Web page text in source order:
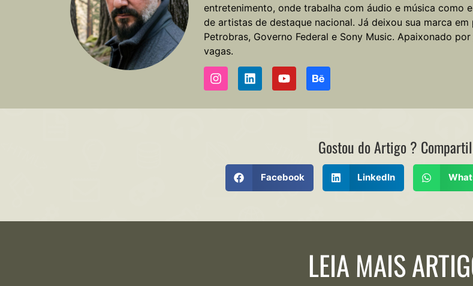
entretenimento, onde trabalha com áudio e música
de artistas de destaque nacional. Já deixou sua marca
Petrobras, Governo Federal e Sony Music. Apaixonado
vagas.
Gostou do Artigo ?
Facebook LinkedIn
LEIA MAIS